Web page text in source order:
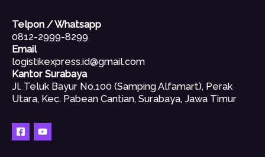
Telpon / Whatsapp
0812-2999-8299
Email
logistikexpress.id@gmail.com
Kantor Surabaya
Jl. Teluk Bayur No.100 (Samping Alfamart), Perak
Utara, Kec. Pabean Cantian, Surabaya, Jawa Timur